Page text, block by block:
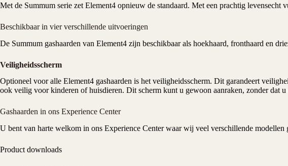
Met de Summum serie zet Element4 opnieuw de standaard. Met een prachtig
Beschikbaar in vier verschillende uitvoeringen
De Summum gashaarden van Element4 zijn beschikbaar als hoekhaard, fronthaard en
Veiligheidsscherm
Optioneel voor alle Element4 gashaarden is het veiligheidsscherm. Dit garandeert
ook veilig voor kinderen of huisdieren. Dit scherm kunt u gewoon aanraken, zonder dat
Gashaarden in ons Experience Center
U bent van harte welkom in ons Experience Centerwaar wij veel verschillende modellen
Product downloads